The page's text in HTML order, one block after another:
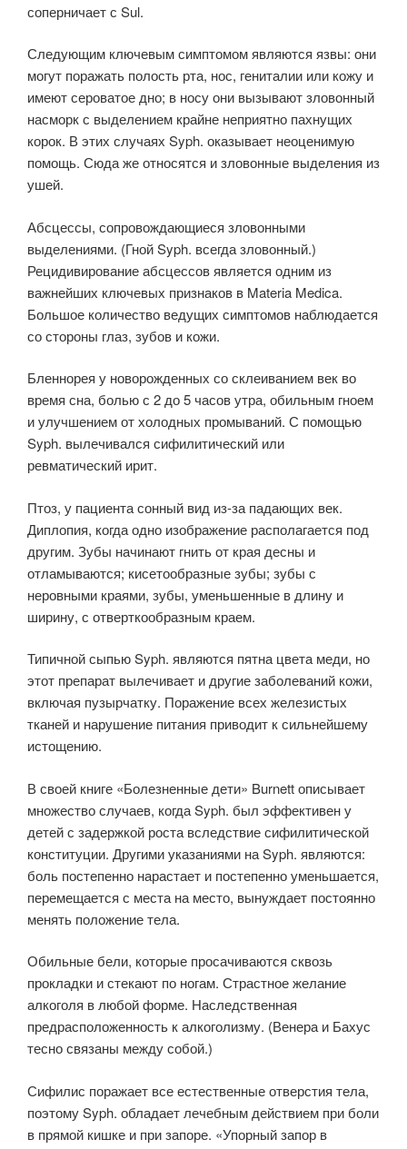
соперничает с Sul.
Следующим ключевым симптомом являются язвы: они
могут поражать полость рта, нос, гениталии или кожу и
имеют сероватое дно; в носу они вызывают зловонный
насморк с выделением крайне неприятно пахнущих
корок. В этих случаях Syph. оказывает неоценимую
помощь. Сюда же относятся и зловонные выделения из
ушей.
Абсцессы, сопровождающиеся зловонными
выделениями. (Гной Syph. всегда зловонный.)
Рецидивирование абсцессов является одним из
важнейших ключевых признаков в Materia Medica.
Большое количество ведущих симптомов наблюдается
со стороны глаз, зубов и кожи.
Бленнорея у новорожденных со склеиванием век во
время сна, болью с 2 до 5 часов утра, обильным гноем
и улучшением от холодных промываний. С помощью
Syph. вылечивался сифилитический или
ревматический ирит.
Птоз, у пациента сонный вид из-за падающих век.
Диплопия, когда одно изображение располагается под
другим. Зубы начинают гнить от края десны и
отламываются; кисетообразные зубы; зубы с
неровными краями, зубы, уменьшенные в длину и
ширину, с отверткообразным краем.
Типичной сыпью Syph. являются пятна цвета меди, но
этот препарат вылечивает и другие заболеваний кожи,
включая пузырчатку. Поражение всех железистых
тканей и нарушение питания приводит к сильнейшему
истощению.
В своей книге «Болезненные дети» Burnett описывает
множество случаев, когда Syph. был эффективен у
детей с задержкой роста вследствие сифилитической
конституции. Другими указаниями на Syph. являются:
боль постепенно нарастает и постепенно уменьшается,
перемещается с места на место, вынуждает постоянно
менять положение тела.
Обильные бели, которые просачиваются сквозь
прокладки и стекают по ногам. Страстное желание
алкоголя в любой форме. Наследственная
предрасположенность к алкоголизму. (Венера и Бахус
тесно связаны между собой.)
Сифилис поражает все естественные отверстия тела,
поэтому Syph. обладает лечебным действием при боли
в прямой кишке и при запоре. «Упорный запор в